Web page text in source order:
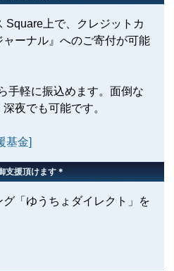
Square上で、クレジットカ
ーナル』へのご寄付が可能
手軽に振込めます。面倒な
夜でも可能です。
基金]
支援頂けます＊
「ゆうちょダイレクト」を